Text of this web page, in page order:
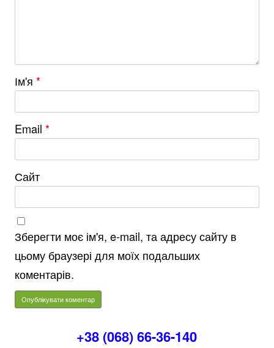
Ім'я *
Email *
Сайт
Зберегти моє ім'я, e-mail, та адресу сайту в
цьому браузері для моїх подальших
коментарів.
+38 (068) 66-36-140